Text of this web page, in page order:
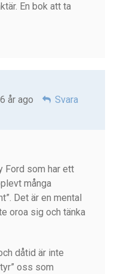
En bok att ta
6 år ago Svara
Ford som har ett
många
Det är en mental
oroa sig och tänka
dåtid är inte
oss som